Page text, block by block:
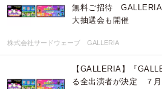
無料ご招待 GALLERIA
大抽選会も開催
株式会社サードウェーブ GALLERIA
【GALLERIA】『
る全出演者が決定 ７